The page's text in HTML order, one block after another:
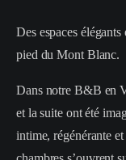
Des espaces
pied du Mont Blanc.
Dans notre B&B en
et la suite ont été
intime, régénérante